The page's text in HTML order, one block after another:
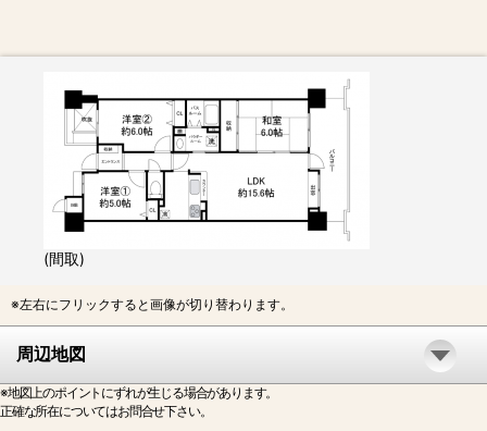
(間取)
※左右にフリックすると画像が切り替わります。
周辺地図
※地図上のポイントにずれが生じる場合があります。
正確な所在についてはお問合せ下さい。